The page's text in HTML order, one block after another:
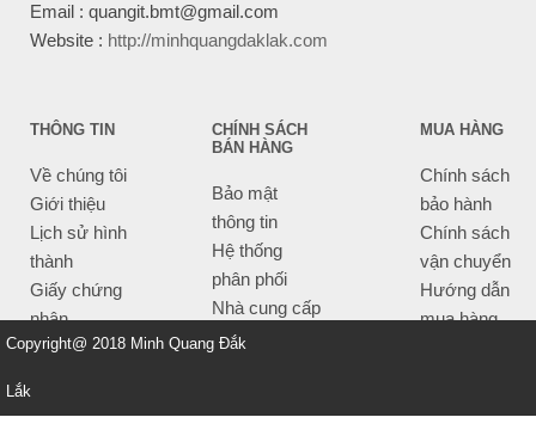
Email : quangit.bmt@gmail.com
Website : http://minhquangdaklak.com
THÔNG TIN
Về chúng tôi
Giới thiệu
Lịch sử hình
thành
Giấy chứng
nhận
CHÍNH SÁCH
BÁN HÀNG
Bảo mật
thông tin
Hệ thống
phân phối
Nhà cung cấp
Tiêu chí bán
MUA HÀNG
Chính sách
bảo hành
Chính sách
vận chuyển
Hướng dẫn
mua hàng
Copyright@ 2018 Minh Quang Đắk
Lắk